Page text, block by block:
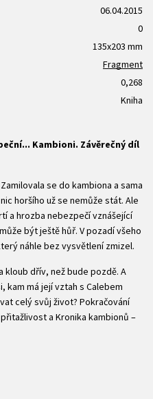
06.04.2015
0
135x203 mm
Fragment
0,268
Kniha
Kambioni. Závěrečný díl
se do kambiona a sama
horšího už se nemůže stát. Ale
a hrozba nebezpečí vznášející
být ještě hůř. V pozadí všeho
náhle bez vysvětlení zmizel.
kloub dřív, než bude pozdě. A
kam má její vztah s Calebem
celý svůj život? Pokračování
a Kronika kambionů –